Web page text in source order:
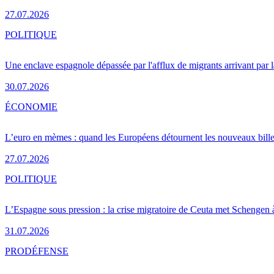
27.07.2026
Une enclave espagnole dépassée par l'afflux de migrants arrivant par
30.07.2026
POLITIQUE
L’euro en mèmes : quand les Européens détournent les nouveaux
27.07.2026
ÉCONOMIE
L’Espagne sous pression : la crise migratoire de Ceuta met Schengen
31.07.2026
POLITIQUE
PRODÉFENSE